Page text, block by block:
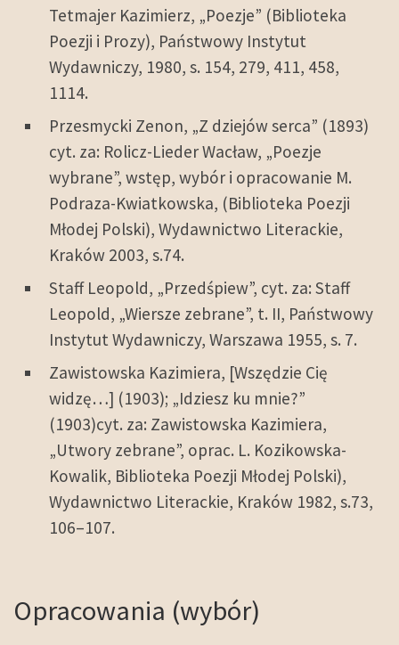
Tetmajer Kazimierz, „Poezje” (Biblioteka
Poezji i Prozy), Państwowy Instytut
Wydawniczy, 1980, s. 154, 279, 411, 458,
1114.
Przesmycki Zenon, „Z dziejów serca” (1893)
cyt. za: Rolicz-Lieder Wacław, „Poezje
wybrane”, wstęp, wybór i opracowanie M.
Podraza-Kwiatkowska, (Biblioteka Poezji
Młodej Polski), Wydawnictwo Literackie,
Kraków 2003, s.74.
Staff Leopold, „Przedśpiew”, cyt. za: Staff
Leopold, „Wiersze zebrane”, t. II, Państwowy
Instytut Wydawniczy, Warszawa 1955, s. 7.
Zawistowska Kazimiera, [Wszędzie Cię
widzę…] (1903); „Idziesz ku mnie?”
(1903)cyt. za: Zawistowska Kazimiera,
„Utwory zebrane”, oprac. L. Kozikowska-
Kowalik, Biblioteka Poezji Młodej Polski),
Wydawnictwo Literackie, Kraków 1982, s.73,
106–107.
Opracowania (wybór)